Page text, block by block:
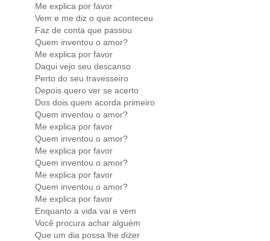
Me explica por favor
Vem e me diz o que aconteceu
Faz de conta que passou
Quem inventou o amor?
Me explica por favor
Daqui vejo seu descanso
Perto do seu travesseiro
Depois quero ver se acerto
Dos dois quem acorda primeiro
Quem inventou o amor?
Me explica por favor
Quem inventou o amor?
Me explica por favor
Quem inventou o amor?
Me explica por favor
Quem inventou o amor?
Me explica por favor
Enquanto a vida vai e vem
Você procura achar alguém
Que um dia possa lhe dizer